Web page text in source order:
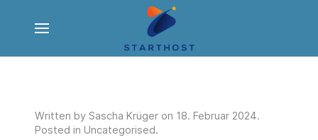
Written by Sascha Krüger on 18. Februar 2024.
Posted in Uncategorised.